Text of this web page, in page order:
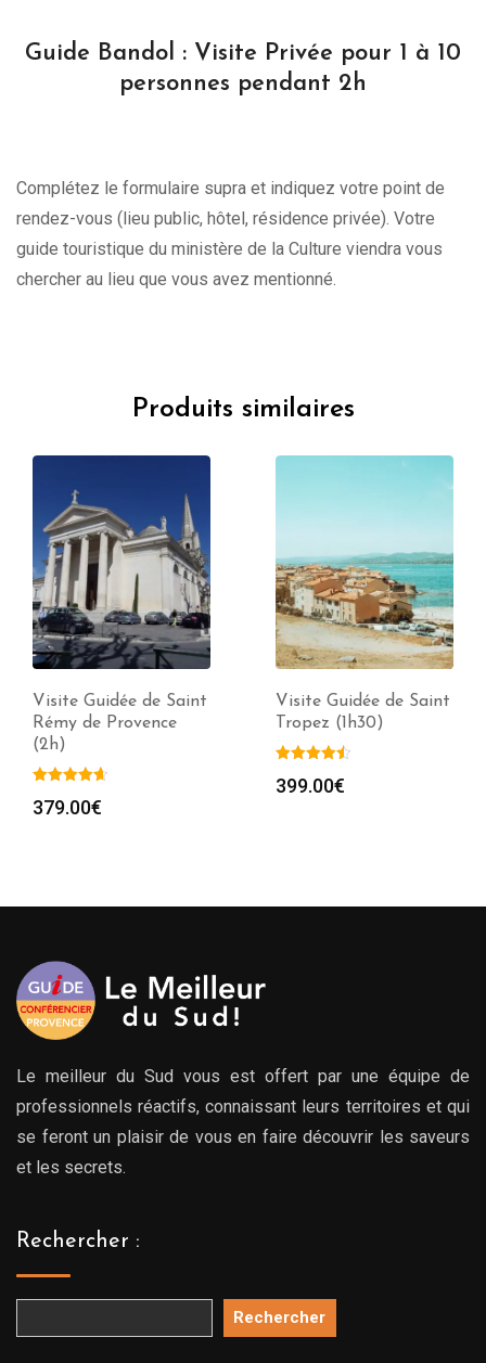
Guide Bandol : Visite Privée pour 1 à 10
personnes pendant 2h
Complétez le formulaire supra et indiquez votre point de
rendez-vous (lieu public, hôtel, résidence privée). Votre
guide touristique du ministère de la Culture viendra vous
chercher au lieu que vous avez mentionné.
Produits similaires
Visite Guidée de Saint
Rémy de Provence
(2h)
379.00€
Visite Guidée de Saint
Tropez (1h30)
399.00€
Le meilleur du Sud vous est offert par une équipe de
professionnels réactifs, connaissant leurs territoires et qui
se feront un plaisir de vous en faire découvrir les saveurs
et les secrets.
Rechercher :
Rechercher